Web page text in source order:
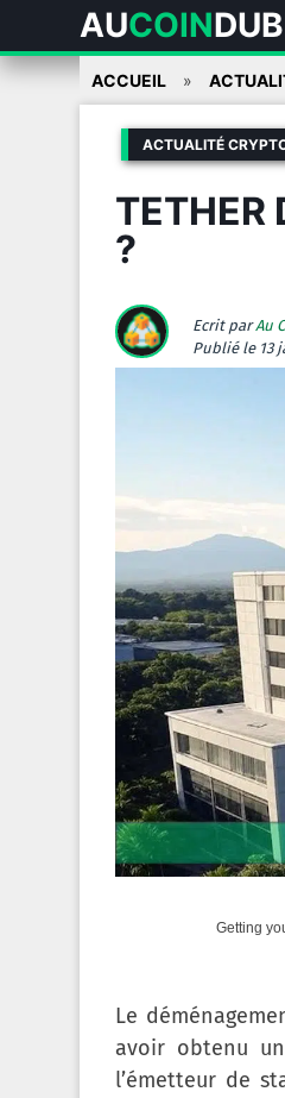
AUCOIN
Skip
ACCUEIL
ACTUALITÉ
TETHER
?
Ecrit parAu
Publié le 13
Getting
Le
avoir obtenu
l’émetteur de